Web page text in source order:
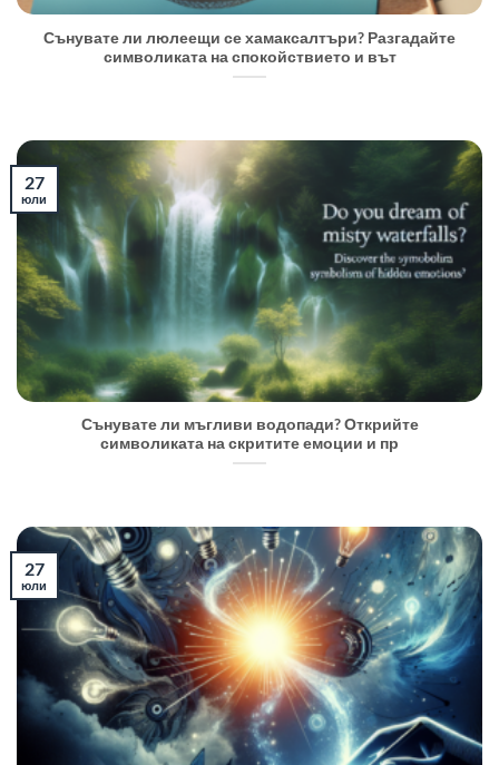
Сънувате ли люлеещи се хамаксалтъри? Разгадайте
символиката на спокойствието и вът
Сънувате ли мъгливи водопади? Открийте
символиката на скритите емоции и пр
27
юли
27
юли